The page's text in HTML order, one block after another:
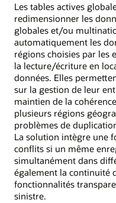
Les tables actives
redimensionner les
globales et/ou
automatiquement les
régions choisies par les
la lecture/écriture en
données. Elles
sur la gestion de leur
maintien de la
plusieurs régions
problèmes de
La solution intègre une
conflits si un même
simultanément dans
également la continuité
fonctionnalités
sinistre.